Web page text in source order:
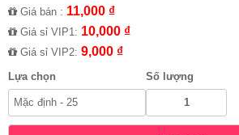
Giá bán : 11,000 ₫
Giá sỉ VIP1: 10,000 ₫
Giá sỉ VIP2: 9,000 ₫
Lựa chọn Số lượng